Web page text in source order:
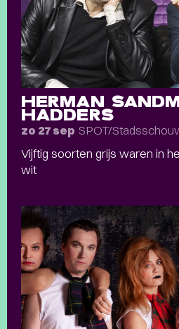
HERMAN
HADDERS
zo 27 sep SPOT/
Vijftig soorten grijs waren in
wit